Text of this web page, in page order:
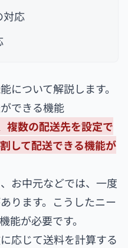
対応
について解説します。
できる機能
複数の配送先を設定で
して配送できる機能が
お中元などでは、一度
ります。こうしたニー
能が必要です。
応じて送料を計算する